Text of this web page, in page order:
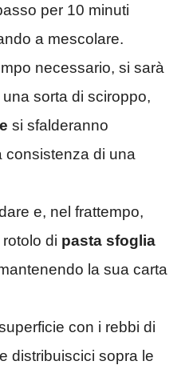
per 10 minuti
a mescolare.
necessario, si sarà
sorta di sciroppo,
si sfalderanno
consistenza di una
e, nel frattempo,
di pasta sfoglia
la sua carta
con i rebbi di
distribuiscici sopra le